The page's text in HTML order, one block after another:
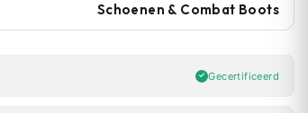
Schoenen & Combat Boots
Gecertificeerd